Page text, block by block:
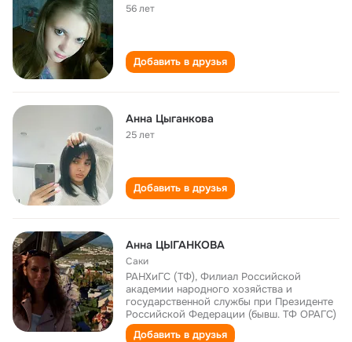
56 лет
Добавить в друзья
Анна Цыганкова
25 лет
Добавить в друзья
Анна ЦЫГАНКОВА
Саки
РАНХиГС (ТФ), Филиал Российской
академии народного хозяйства и
государственной службы при Президенте
Российской Федерации (бывш. ТФ ОРАГС)
Добавить в друзья